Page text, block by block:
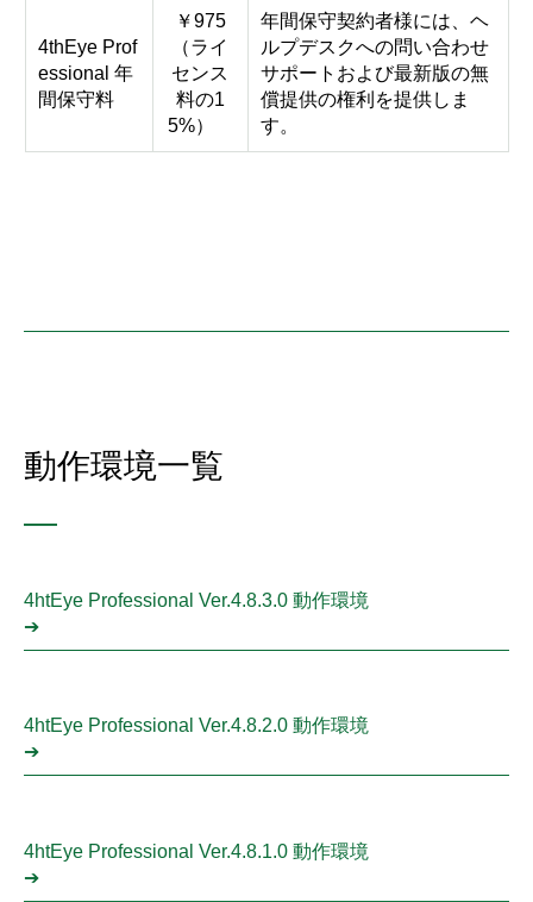
4thEye Prof
essional 年
間保守料
￥975
（ライ
センス
料の1
5%）
年間保守契約者様には、ヘ
ルプデスクへの問い合わせ
サポートおよび最新版の無
償提供の権利を提供しま
す。
動作環境一覧
—
4htEye Professional Ver.4.8.3.0 動作環境
➔
4htEye Professional Ver.4.8.2.0 動作環境
➔
4htEye Professional Ver.4.8.1.0 動作環境
➔